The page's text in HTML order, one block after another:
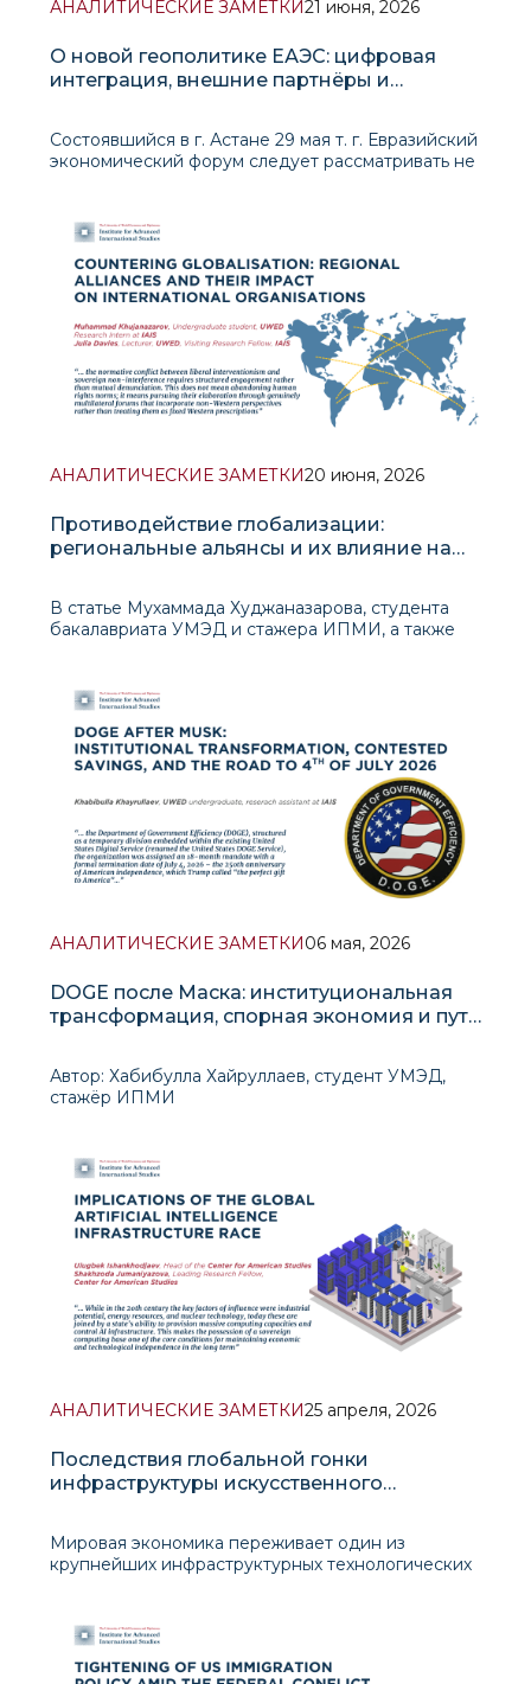
АНАЛИТИЧЕСКИЕ ЗАМЕТКИ21 июня, 2026
О новой геополитике ЕАЭС: цифровая
интеграция, внешние партнёры и
Состоявшийся в г. Астане 29 мая т. г. Евразийский
экономический форум следует рассматривать не
АНАЛИТИЧЕСКИЕ ЗАМЕТКИ20 июня, 2026
Противодействие глобализации:
региональные альянсы и их влияние на
В статье Мухаммада Худжаназарова, студента
бакалавриата УМЭД и стажера ИПМИ, а также
как послевоенный либеральный международный
порядок, построенный во
АНАЛИТИЧЕСКИЕ ЗАМЕТКИ06 мая, 2026
DOGE после Маска: институциональная
трансформация, спорная экономия и путь
Автор: Хабибулла Хайруллаев, студент УМЭД,
стажёр ИПМИ
I. Происхождение и институциональная база
20 января 2025 года &md
АНАЛИТИЧЕСКИЕ ЗАМЕТКИ25 апреля, 2026
Последствия глобальной гонки
инфраструктуры искусственного
Мировая экономика переживает один из
крупнейших инфраструктурных технологических
инфраструктуры искусственного интеллекта.
Глобальная экономическая архитектура вступила
в качественно новую фазу технологического